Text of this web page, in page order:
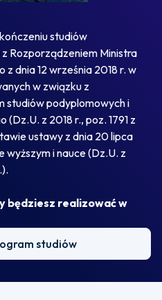
studiów
Rozporządzeniem Ministra
z dnia 12 września 2018 r. w
w związku z
studiów podyplomowych i
z 2018 r., poz. 1791 z
ustawy z dnia 20 lipca
wyższym i nauce (Dz.U. z
będziesz realizować w
studiów